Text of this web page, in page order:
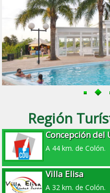
Región
Concepción del
A 44 km. de Colón.
Villa Elisa
A 32 km. de Colón.